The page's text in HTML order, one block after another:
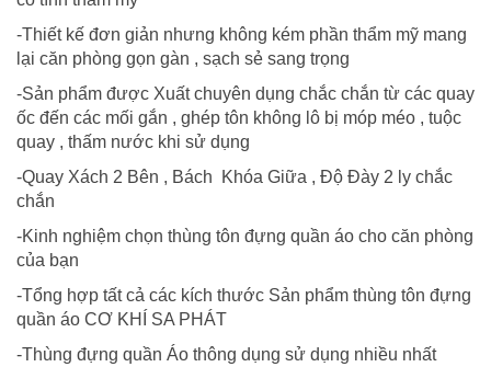
-Thiết kế đơn giản nhưng không kém phần thẩm mỹ mang
lại căn phòng gọn gàn , sạch sẻ sang trọng
-Sản phẩm được Xuất chuyên dụng chắc chắn từ các quay
ốc đến các mối gắn , ghép tôn không lô bị móp méo , tuộc
quay , thấm nước khi sử dụng
-Quay Xách 2 Bên , Bách Khóa Giữa , Độ Đày 2 ly chắc
chắn
-Kinh nghiệm chọn thùng tôn đựng quần áo cho căn phòng
của bạn
-Tổng hợp tất cả các kích thước Sản phẩm thùng tôn đựng
quần áo CƠ KHÍ SA PHÁT
-Thùng đựng quần Áo thông dụng sử dụng nhiều nhất